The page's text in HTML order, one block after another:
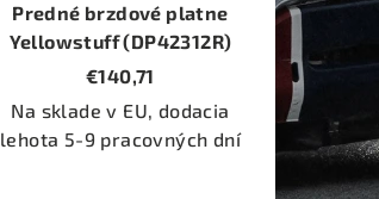
Predné brzdové platne
Yellowstuff (DP42312R)
€140,71
Na sklade v EU, dodacia
lehota 5-9 pracovných dní